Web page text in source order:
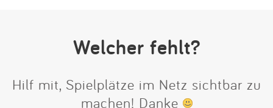
Welcher fehlt?
Hilf mit, Spielplätze im Netz sichtbar zu
machen! Danke